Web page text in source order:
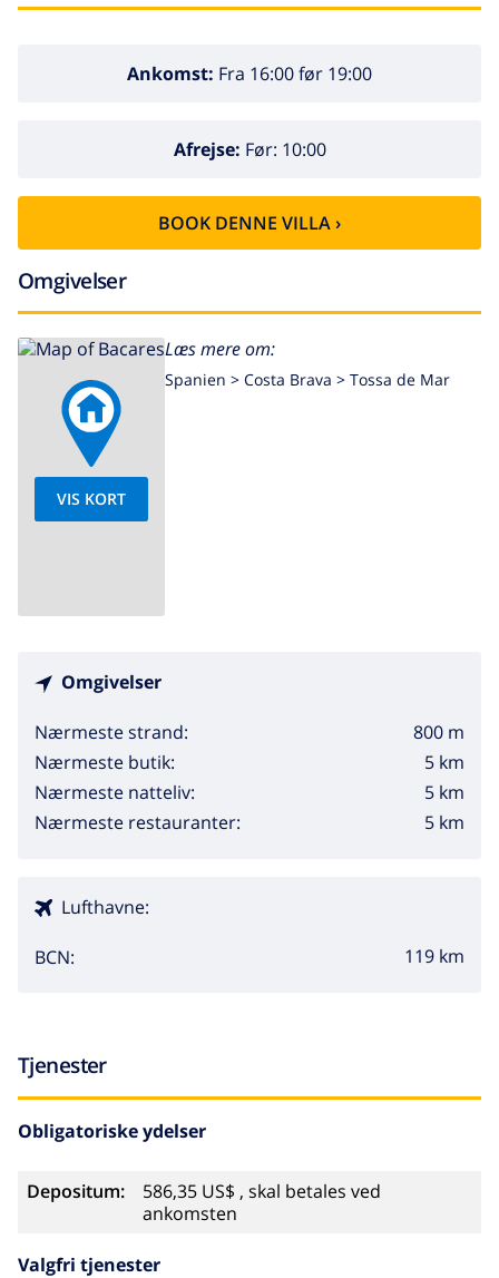
Ankomst: Fra 16:00 før 19:00
Afrejse: Før: 10:00
BOOK DENNE VILLA ›
Omgivelser
VIS KORT
Læs mere om:
Spanien > Costa Brava > Tossa de Mar
Omgivelser
Nærmeste strand:
800 m
Nærmeste butik:
5 km
Nærmeste natteliv:
5 km
Nærmeste restauranter:
5 km
Lufthavne:
BCN: 119 km
Tjenester
Obligatoriske ydelser
Depositum:
586,35 US$ , skal betales ved
ankomsten
Valgfri tjenester